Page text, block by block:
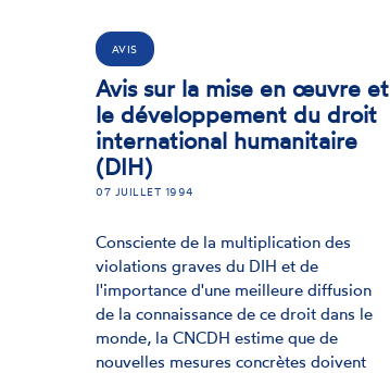
AVIS
Avis sur la mise en œuvre et
le développement du droit
international humanitaire
(DIH)
07 JUILLET 1994
Consciente de la multiplication des
violations graves du DIH et de
l'importance d'une meilleure diffusion
de la connaissance de ce droit dans le
monde, la CNCDH estime que de
nouvelles mesures concrètes doivent